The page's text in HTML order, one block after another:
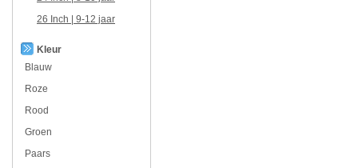
26 Inch | 9-12 jaar
Kleur
Blauw
Roze
Rood
Groen
Paars